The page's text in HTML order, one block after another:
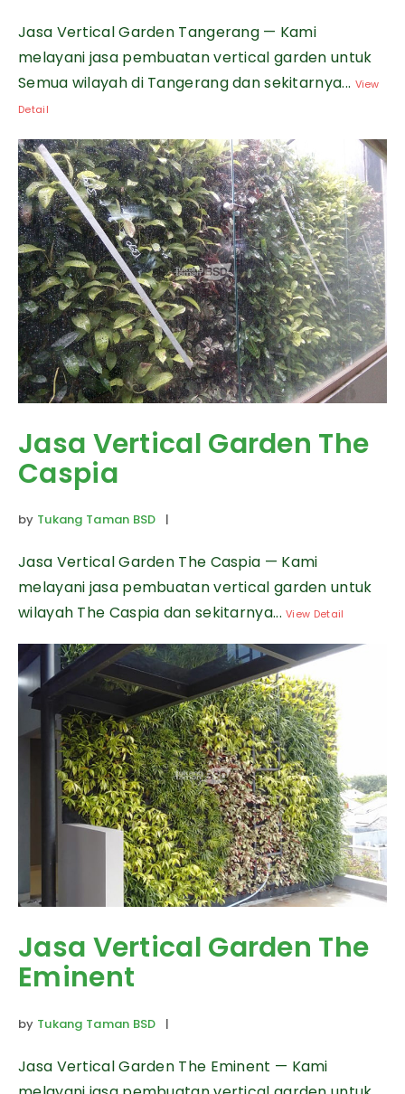
Jasa Vertical Garden Tangerang — Kami
melayani jasa pembuatan vertical garden untuk
Semua wilayah di Tangerang dan sekitarnya... View
Detail
Jasa Vertical Garden The
Caspia
by Tukang Taman BSD |
Jasa Vertical Garden The Caspia — Kami
melayani jasa pembuatan vertical garden untuk
wilayah The Caspia dan sekitarnya...View Detail
Jasa Vertical Garden The
Eminent
by Tukang Taman BSD |
Jasa Vertical Garden The Eminent — Kami